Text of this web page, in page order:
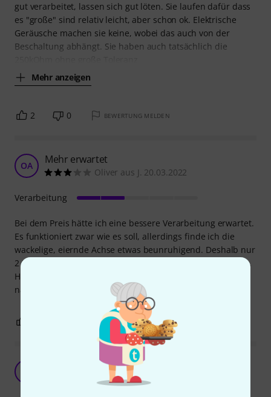
gut verarbeitet, lassen sich gut löten. Sie laufen dafür dass
es "große" sind relativ leicht, aber schon ok. Elektrische
Geräusche machen sie keine, wobei das auch von der
Beschaltung abhängt. Sie haben auch tatsächlich die
Mehr anzeigen
2 0 BEWERTUNG MELDEN
OA Mehr erwartet
Oliver aus J. 20.03.2022
Bei dem Preis hätte ich eine bessere Verarbeitung erwartet.
Es funktioniert zwar wie es soll, allerdings finde ich die
wackelige, eiernde Achse etwas beunruhigend. Deshalb nur
2 Punkte für die Verarbeitung. Mal sehen wie lange es hält.
Hab mir vorsichtshalber 2 von Allparts als Ersatz
nachbestellt. Man weiss ja nie.
Verarbeitung
BEWERTUNG MELDEN
Mr. Strat 06.03.2024